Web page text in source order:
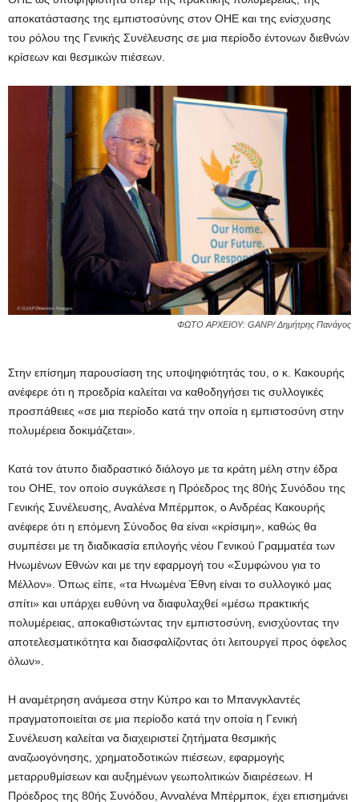
αποκατάστασης της εμπιστοσύνης στον ΟΗΕ και της ενίσχυσης
του ρόλου της Γενικής Συνέλευσης σε μια περίοδο έντονων διεθνών
κρίσεων και θεσμικών πιέσεων.
ΦΩΤΟ ΑΡΧΕΙΟΥ: GANP/ Δημήτρης Πανάγος
Στην επίσημη παρουσίαση της υποψηφιότητάς του, ο κ. Κακουρής
ανέφερε ότι η προεδρία καλείται να καθοδηγήσει τις συλλογικές
προσπάθειες «σε μια περίοδο κατά την οποία η εμπιστοσύνη στην
πολυμέρεια δοκιμάζεται».
Κατά τον άτυπο διαδραστικό διάλογο με τα κράτη μέλη στην έδρα
του ΟΗΕ, τον οποίο συγκάλεσε η Πρόεδρος της 80ής Συνόδου της
Γενικής Συνέλευσης, Αναλένα Μπέρμποκ, ο Ανδρέας Κακουρής
ανέφερε ότι η επόμενη Σύνοδος θα είναι «κρίσιμη», καθώς θα
συμπέσει με τη διαδικασία επιλογής νέου Γενικού Γραμματέα των
Ηνωμένων Εθνών και με την εφαρμογή του «Συμφώνου για το
Μέλλον». Όπως είπε, «τα Ηνωμένα Έθνη είναι το συλλογικό μας
σπίτι» και υπάρχει ευθύνη να διαφυλαχθεί «μέσω πρακτικής
πολυμέρειας, αποκαθιστώντας την εμπιστοσύνη, ενισχύοντας την
αποτελεσματικότητα και διασφαλίζοντας ότι λειτουργεί προς όφελος
όλων».
Η αναμέτρηση ανάμεσα στην Κύπρο και το Μπανγκλαντές
πραγματοποιείται σε μια περίοδο κατά την οποία η Γενική
Συνέλευση καλείται να διαχειριστεί ζητήματα θεσμικής
αναζωογόνησης, χρηματοδοτικών πιέσεων, εφαρμογής
μεταρρυθμίσεων και αυξημένων γεωπολιτικών διαιρέσεων. Η
Πρόεδρος της 80ής Συνόδου, Ανναλένα Μπέρμποκ, έχει επισημάνει